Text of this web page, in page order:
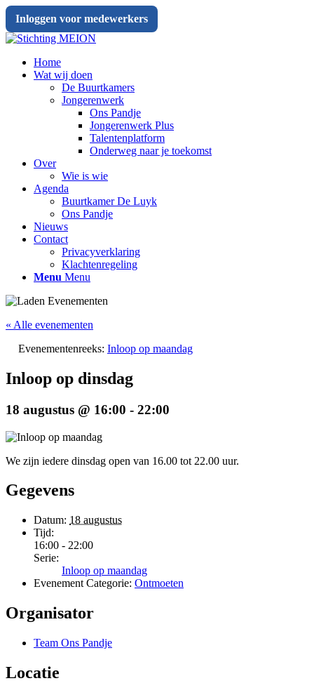
Inloggen voor medewerkers
Home
Wat wij doen
De Buurtkamers
Jongerenwerk
Ons Pandje
Jongerenwerk Plus
Talentenplatform
Onderweg naar je toekomst
Over
Wie is wie
Agenda
Buurtkamer De Luyk
Ons Pandje
Nieuws
Contact
Privacyverklaring
Klachtenregeling
Menu Menu
« Alle evenementen
Evenementenreeks: Inloop op maandag
Inloop op dinsdag
18 augustus @ 16:00 - 22:00
We zijn iedere dinsdag open van 16.00 tot 22.00 uur.
Gegevens
Datum: 18 augustus
Tijd:
16:00 - 22:00
Serie:
Inloop op maandag
Evenement Categorie: Ontmoeten
Organisator
Team Ons Pandje
Locatie